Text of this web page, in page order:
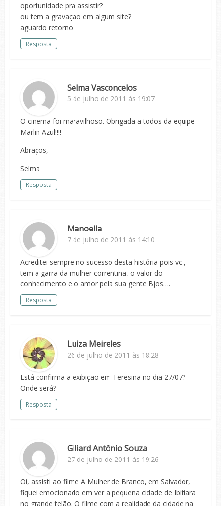
oportunidade pra assistir?
ou tem a gravaçao em algum site?
aguardo retorno
Resposta
Selma Vasconcelos
5 de julho de 2011 às 19:07
O cinema foi maravilhoso. Obrigada a todos da equipe
Marlin Azul!!!!
Abraços,
Selma
Resposta
Manoella
7 de julho de 2011 às 14:10
Acreditei sempre no sucesso desta história pois vc ,
tem a garra da mulher correntina, o valor do
conhecimento e o amor pela sua gente Bjos….
Resposta
Luiza Meireles
26 de julho de 2011 às 18:28
Está confirma a exibição em Teresina no dia 27/07?
Onde será?
Resposta
Giliard Antônio Souza
27 de julho de 2011 às 19:26
Oi, assisti ao filme A Mulher de Branco, em Salvador,
fiquei emocionado em ver a pequena cidade de Ibitiara
no grande telão. O filme com a realidade da cidade na